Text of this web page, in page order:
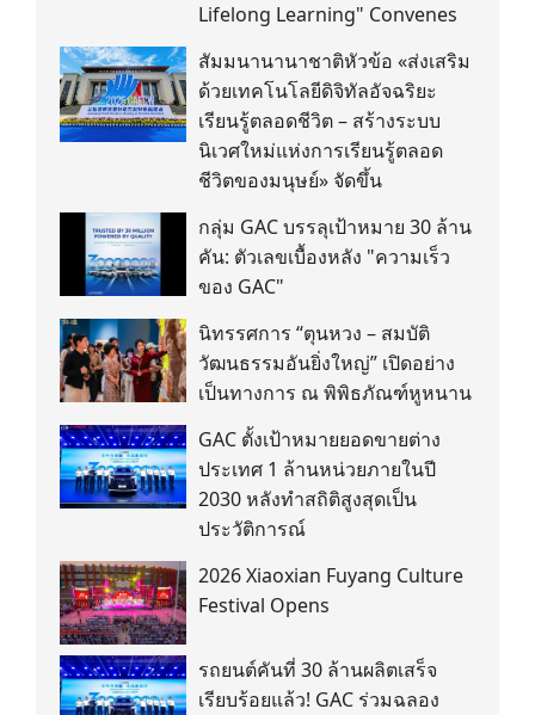
Lifelong Learning" Convenes
สัมมนานานาชาติหัวข้อ «ส่งเสริม
ด้วยเทคโนโลยีดิจิทัลอัจฉริยะ
เรียนรู้ตลอดชีวิต – สร้างระบบ
นิเวศใหม่แห่งการเรียนรู้ตลอด
ชีวิตของมนุษย์» จัดขึ้น
กลุ่ม GAC บรรลุเป้าหมาย 30 ล้าน
คัน: ตัวเลขเบื้องหลัง "ความเร็ว
ของ GAC"
นิทรรศการ “ตุนหวง – สมบัติ
วัฒนธรรมอันยิ่งใหญ่” เปิดอย่าง
เป็นทางการ ณ พิพิธภัณฑ์หูหนาน
GAC ตั้งเป้าหมายยอดขายต่าง
ประเทศ 1 ล้านหน่วยภายในปี
2030 หลังทำสถิติสูงสุดเป็น
ประวัติการณ์
2026 Xiaoxian Fuyang Culture
Festival Opens
รถยนต์คันที่ 30 ล้านผลิตเสร็จ
เรียบร้อยแล้ว! GAC ร่วมฉลอง